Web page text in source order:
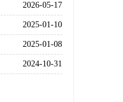
2026-05-17
2025-01-10
2025-01-08
2024-10-31